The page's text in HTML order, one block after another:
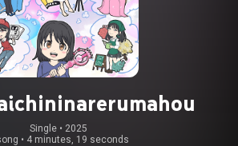
Single • 2025
• 4 minutes, 19 seconds